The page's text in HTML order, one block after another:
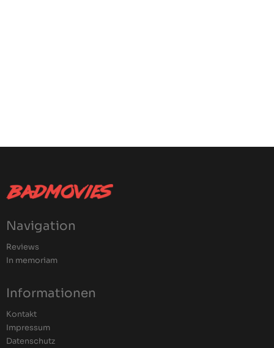
Navigation
Reviews
In memoriam
Informationen
Kontakt
Impressum
Datenschutz